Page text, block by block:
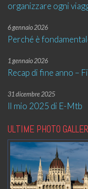
organizzare ogni
6 gennaio 2026
Perché è
1 gennaio 2026
Recap di fine anno –
31 dicembre 2025
Il mio 2025 di E-Mtb
ULTIME PHOTO